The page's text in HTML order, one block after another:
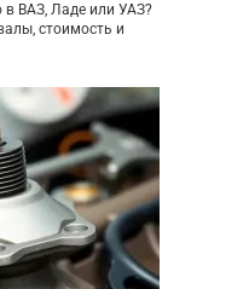
в ВАЗ, Ладе или УАЗ?
стоимость и